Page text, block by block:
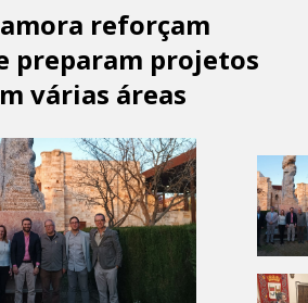
reforçam
preparam projetos
várias áreas